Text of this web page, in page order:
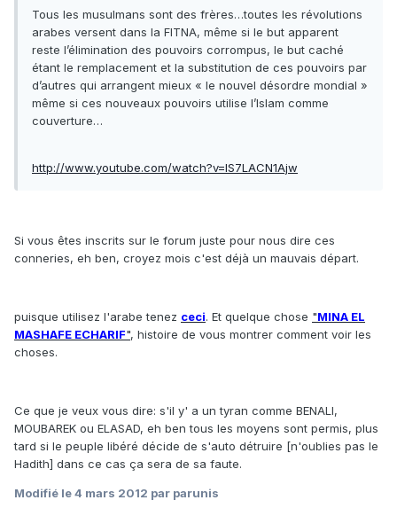
Tous les musulmans sont des frères…toutes les révolutions
arabes versent dans la FITNA, même si le but apparent
reste l’élimination des pouvoirs corrompus, le but caché
étant le remplacement et la substitution de ces pouvoirs par
d’autres qui arrangent mieux « le nouvel désordre mondial »
même si ces nouveaux pouvoirs utilise l’Islam comme
couverture…
http://www.youtube.com/watch?v=IS7LACN1Ajw
Si vous êtes inscrits sur le forum juste pour nous dire ces
conneries, eh ben, croyez mois c'est déjà un mauvais départ.
puisque utilisez l'arabe tenez ceci. Et quelque chose "MINA EL
MASHAFE ECHARIF", histoire de vous montrer comment voir les
choses.
Ce que je veux vous dire: s'il y' a un tyran comme BENALI,
MOUBAREK ou ELASAD, eh ben tous les moyens sont permis, plus
tard si le peuple libéré décide de s'auto détruire [n'oublies pas le
Hadith] dans ce cas ça sera de sa faute.
Modifié le 4 mars 2012 par parunis